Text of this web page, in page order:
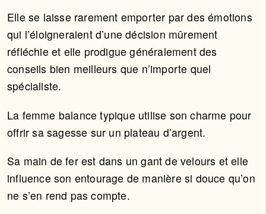
Elle se laisse rarement emporter par des émotions
qui l’éloigneraient d’une décision mûrement
réfléchie et elle prodigue généralement des
conseils bien meilleurs que n’importe quel
spécialiste.
La femme balance typique utilise son charme pour
offrir sa sagesse sur un plateau d’argent.
Sa main de fer est dans un gant de velours et elle
influence son entourage de manière si douce qu’on
ne s’en rend pas compte.